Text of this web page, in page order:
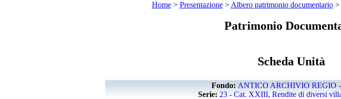
Home> Presentazione> Albero patrimonio documentario>
Patrimonio
Scheda Unità
Fondo: ANTICO ARCHIVIO REGIO
Serie: 23 - Cat. XXIII, Rendite di diversi